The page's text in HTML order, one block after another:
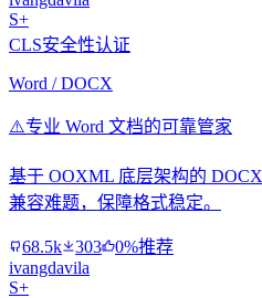
S+
CLS安全性认证
Word / DOCX
⚠️专业 Word 文档的可靠管家
基于 OOXML 底层架构的
兼容难题，保障格式稳定。
68.5k 303
0%推荐
ivangdavila
S+